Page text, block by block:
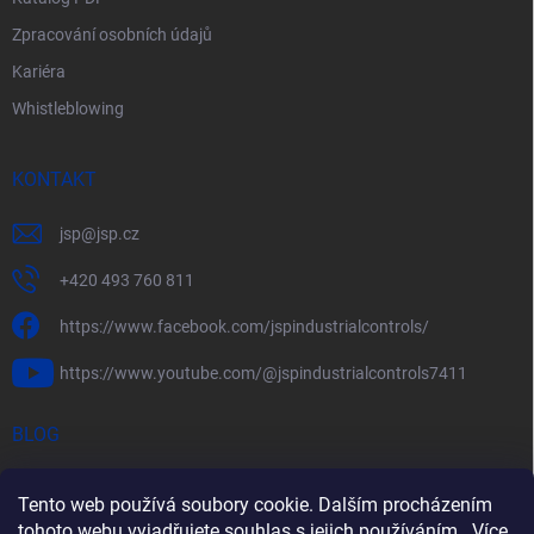
Tento web používá soubory cookie. Dalším procházením
Zpracování osobních údajů
Kariéra
Whistleblowing
KONTAKT
jsp@jsp.cz
+420 493 760 811
https://www.facebook.com/jspindustrialcontrols/
https://www.youtube.com/@jspindustrialcontrols7411
BLOG
Stručný průvodce prostředím s nebezpečím výbuchu